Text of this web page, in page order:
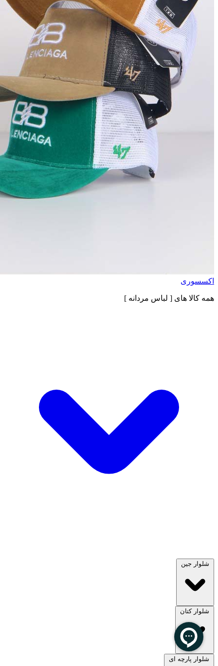
اکسسوری
همه کالا های [ لباس مردانه ]
شلوار جین
مشاهده همه
شلوار کتان
شلوار پارچه ای